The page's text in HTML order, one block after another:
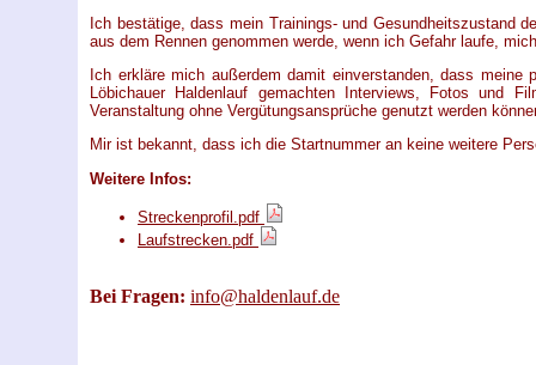
Ich bestätige, dass mein Trainings- und Gesundheitszustand
aus dem Rennen genommen werde, wenn ich Gefahr laufe,
Ich erkläre mich außerdem damit einverstanden, dass
Löbichauer Haldenlauf gemachten Interviews, Fotos und
Veranstaltung ohne Vergütungsansprüche genutzt werden
Mir ist bekannt, dass ich die Startnummer an keine weitere
Weitere Infos:
Streckenprofil.pdf
Laufstrecken.pdf
Bei Fragen: info@haldenlauf.de